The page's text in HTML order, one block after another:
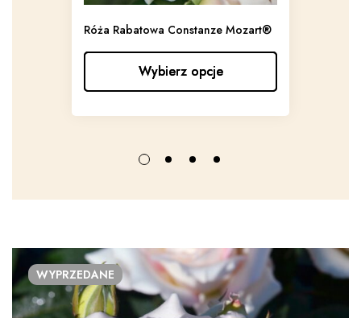
Róża Rabatowa Constanze Mozart®
Wybierz opcje
Wybierz opcje
WYPRZEDANE